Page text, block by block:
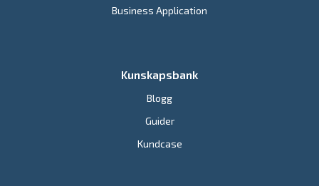
Business Application
Kunskapsbank
Blogg
Guider
Kundcase